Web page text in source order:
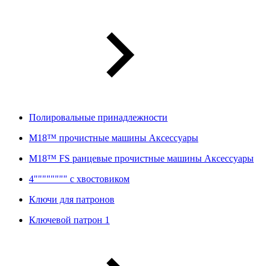
Полировальные принадлежности
M18™ прочистные машины Аксессуары
M18™ FS ранцевые прочистные машины Аксессуары
4"""""""" с хвостовиком
Ключи для патронов
Ключевой патрон 1